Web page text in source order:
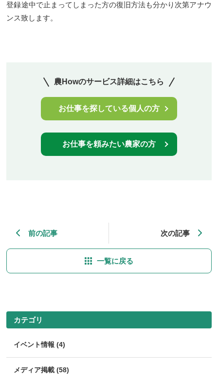
登録途中で止まってしまった方の復旧方法も分かり次第アナウ
ンス致します。
農Howのサービス詳細はこちら
お仕事を探している個人の方
お仕事を頼みたい農家の方
前の記事
一覧に戻る
次の記事
カテゴリ
イベント情報 (4)
メディア掲載 (58)